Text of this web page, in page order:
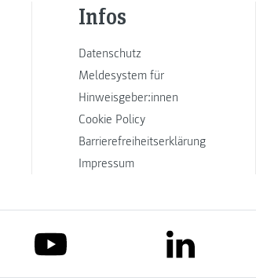
Infos
Datenschutz
Meldesystem für
Hinweisgeber:innen
Cookie Policy
Barrierefreiheitserklärung
Impressum
link to youtube link to